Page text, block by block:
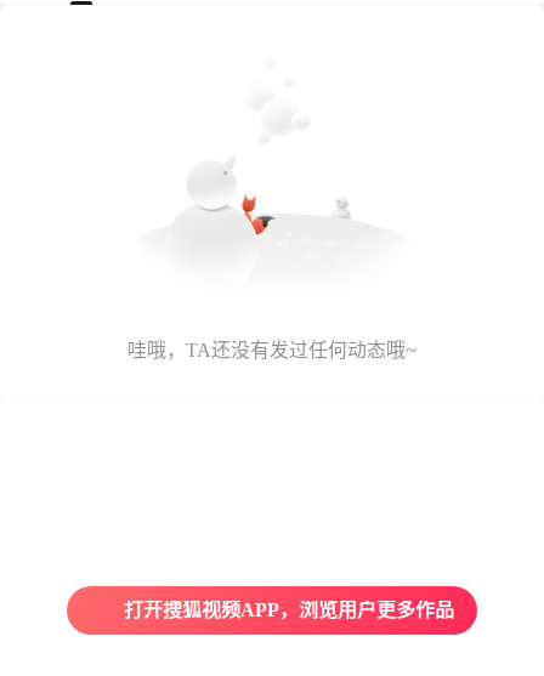
哇哦，TA还没有发过任何动态哦~
打开搜狐视频APP，浏览用户更多作品